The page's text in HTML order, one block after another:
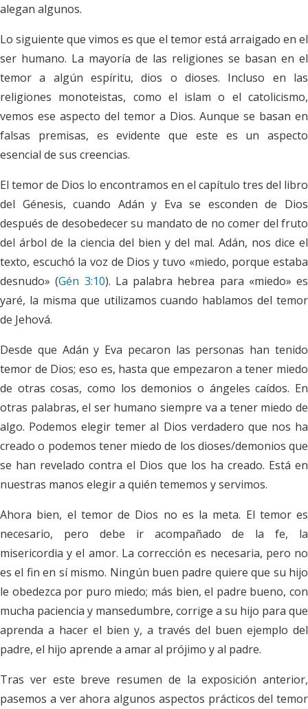
alegan algunos.
Lo siguiente que vimos es que el temor está arraigado en el
ser humano. La mayoría de las religiones se basan en el
temor a algún espíritu, dios o dioses. Incluso en las
religiones monoteistas, como el islam o el catolicismo,
vemos ese aspecto del temor a Dios. Aunque se basan en
falsas premisas, es evidente que este es un aspecto
esencial de sus creencias.
El temor de Dios lo encontramos en el capítulo tres del libro
del Génesis, cuando Adán y Eva se esconden de Dios
después de desobedecer su mandato de no comer del fruto
del árbol de la ciencia del bien y del mal. Adán, nos dice el
texto, escuchó la voz de Dios y tuvo «miedo, porque estaba
desnudo» (Gén 3:10). La palabra hebrea para «miedo» es
yaré, la misma que utilizamos cuando hablamos del temor
de Jehová.
Desde que Adán y Eva pecaron las personas han tenido
temor de Dios; eso es, hasta que empezaron a tener miedo
de otras cosas, como los demonios o ángeles caídos. En
otras palabras, el ser humano siempre va a tener miedo de
algo. Podemos elegir temer al Dios verdadero que nos ha
creado o podemos tener miedo de los dioses/demonios que
se han revelado contra el Dios que los ha creado. Está en
nuestras manos elegir a quién tememos y servimos.
Ahora bien, el temor de Dios no es la meta. El temor es
necesario, pero debe ir acompañado de la fe, la
misericordia y el amor. La corrección es necesaria, pero no
es el fin en sí mismo. Ningún buen padre quiere que su hijo
le obedezca por puro miedo; más bien, el padre bueno, con
mucha paciencia y mansedumbre, corrige a su hijo para que
aprenda a hacer el bien y, a través del buen ejemplo del
padre, el hijo aprende a amar al prójimo y al padre.
Tras ver este breve resumen de la exposición anterior,
pasemos a ver ahora algunos aspectos prácticos del temor